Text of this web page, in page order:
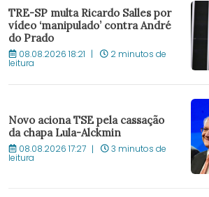
TRE-SP multa Ricardo Salles por
vídeo ‘manipulado’ contra André
do Prado
08.08.2026 18:21 2 minutos de
leitura
Novo aciona TSE pela cassação
da chapa Lula-Alckmin
08.08.2026 17:27 3 minutos de
leitura